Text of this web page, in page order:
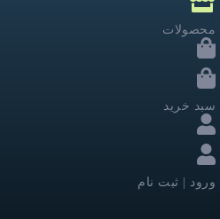
محصولات
سبد خرید
ورود | ثبت نام